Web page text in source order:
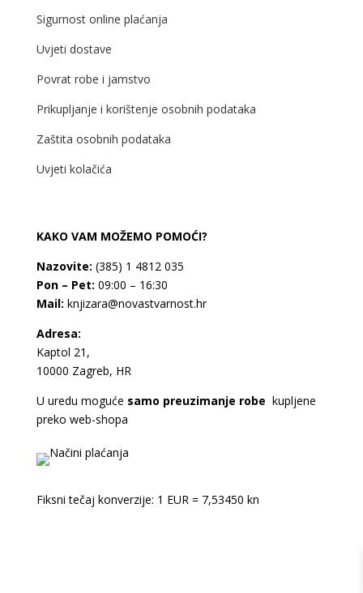
Sigurnost online plaćanja
Uvjeti dostave
Povrat robe i jamstvo
Prikupljanje i korištenje osobnih podataka
Zaštita osobnih podataka
Uvjeti kolačića
KAKO VAM MOŽEMO POMOĆI?
Nazovite: (385) 1 4812 035
Pon – Pet: 09:00 – 16:30
Mail: knjizara@novastvarnost.hr
Adresa:
Kaptol 21,
10000 Zagreb, HR
U uredu moguće samo preuzimanje robe kupljene
preko web-shopa
Fiksni tečaj konverzije: 1 EUR = 7,53450 kn